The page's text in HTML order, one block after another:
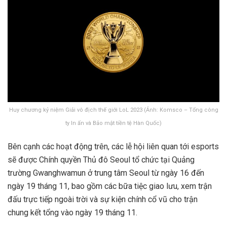
Huy chương kỷ niệm Giải vô địch thế giới LoL 2023 (Ảnh: Komsco – Tổng công
ty In ấn và Bảo mật tiền tệ Hàn Quốc)
Bên cạnh các hoạt động trên, các lễ hội liên quan tới esports
sẽ được Chính quyền Thủ đô Seoul tổ chức tại Quảng
trường Gwanghwamun ở trung tâm Seoul từ ngày 16 đến
ngày 19 tháng 11, bao gồm các bữa tiệc giao lưu, xem trận
đấu trực tiếp ngoài trời và sự kiện chính cổ vũ cho trận
chung kết tổng vào ngày 19 tháng 11.